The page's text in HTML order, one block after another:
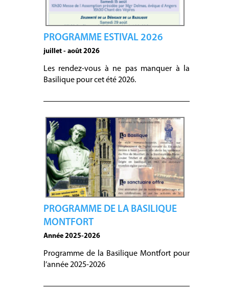
PROGRAMME ESTIVAL 2026
juillet - août 2026
Les rendez-vous à ne pas manquer à la
Basilique pour cet été 2026.
PROGRAMME DE LA BASILIQUE
MONTFORT
Année 2025-2026
Programme de la Basilique Montfort pour
l’année 2025-2026